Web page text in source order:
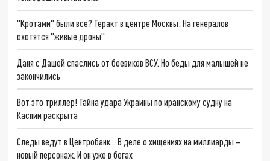
"Кротами" были все? Теракт в центре Москвы: На генералов
охотятся "живые дроны"
Даня с Дашей спаслись от боевиков ВСУ. Но беды для малышей не
закончились
Вот это триллер! Тайна удара Украины по иранскому судну на
Каспии раскрыта
Следы ведут в Центробанк… В деле о хищениях на миллиарды –
новый персонаж. И он уже в бегах